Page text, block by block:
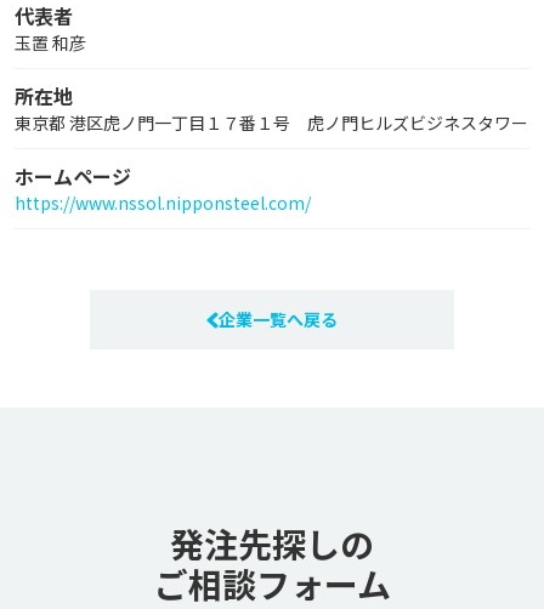
代表者
玉置 和彦
所在地
東京都 港区虎ノ門一丁目１７番１号 虎ノ門ヒルズビジネスタワー
ホームページ
https://www.nssol.nipponsteel.com/
企業一覧へ戻る
発注先探しの
ご相談フォーム